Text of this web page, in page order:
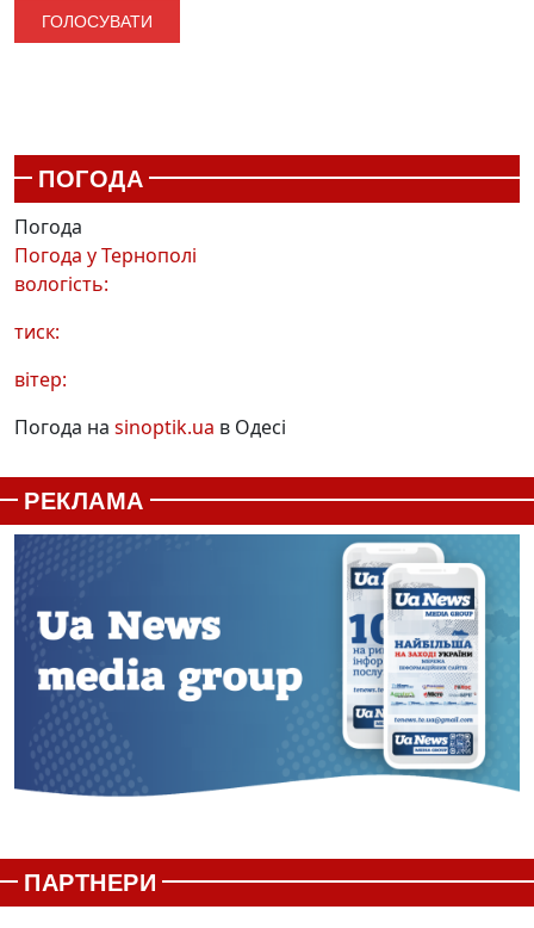
ПОГОДА
Погода
Погода уТернополі
вологість:
тиск:
вітер:
Погода на sinoptik.ua в Одесі
РЕКЛАМА
ПАРТНЕРИ